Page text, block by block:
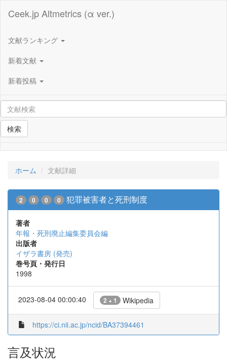
Ceek.jp Altmetrics (α ver.)
文献ランキング
新着文献
新着投稿
検索
ホーム 文献詳細
2 0 0 0 犯罪被害者と死刑制度
著者
年報・死刑廃止編集委員会編
出版者
イザラ書房 (発売)
巻号頁・発行日
1998
2023-08-04 00:00:40 2 + 1 Wikipedia
https://ci.nii.ac.jp/ncid/BA37394461
言及状況